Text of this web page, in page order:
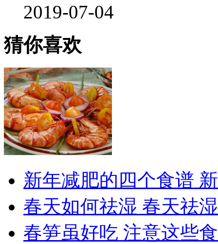
2019-07-04
猜你喜欢
新年减肥的四个食谱
春天如何祛湿 春天祛
春笋虽好吃 注意这些